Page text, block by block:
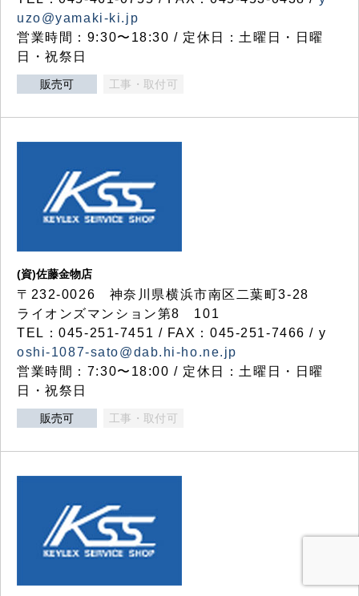
uzo@yamaki-ki.jp
営業時間：9:30〜18:30 / 定休日：土曜日・日曜
日・祝祭日
販売可 工事・取付可
(資)佐藤金物店
〒232-0026 神奈川県横浜市南区二葉町3-28
ライオンズマンション第8 101
TEL：045-251-7451 / FAX：045-251-7466 / y
oshi-1087-sato@dab.hi-ho.ne.jp
営業時間：7:30〜18:00 / 定休日：土曜日・日曜
日・祝祭日
販売可 工事・取付可